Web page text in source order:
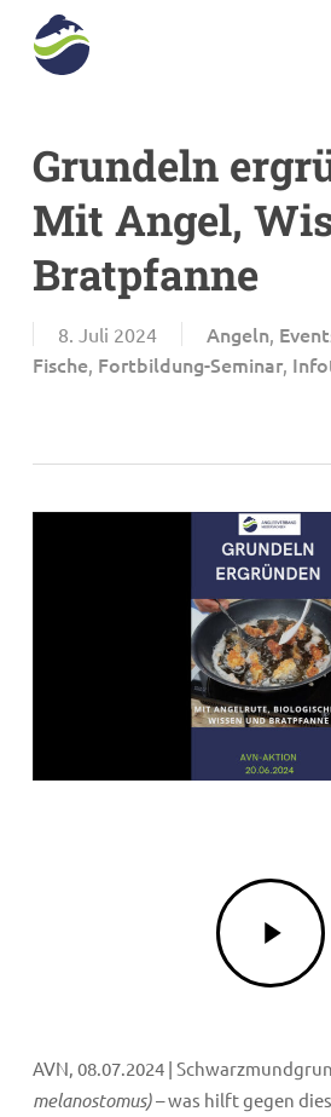
Grundeln
Mit Angel,
Bratpfanne
8. Juli 2024 Angeln,
Fische, Fortbildung-Seminar,
Play
Video
AVN, 08.07.2024 |
melanostomus)– was hilft gegen